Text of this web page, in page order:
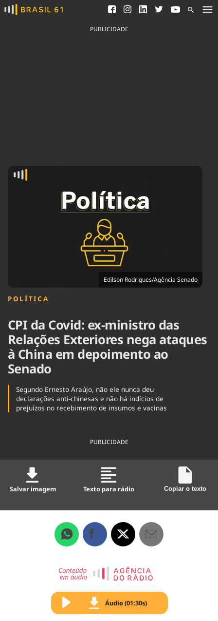
Ver todas as notícias
Saneamento
Indicadores
Agronegócios
Cultura
Economia
Educação
Infraestrutura
Internacional
Política
Saúde
PUBLICIDADE
Edilson Rodrigues/Agência Senado
POLÍTICA
CPI da Covid: ex-ministro das
Relações Exteriores nega ataques
à China em depoimento ao
Senado
Segundo Ernesto Araújo, não ele nunca deu
declarações anti-chinesas e não há indícios de
prejuízos no recebimento de insumos e vacinas
PUBLICIDADE
Salvar imagem Texto para rádio Copiar o texto
Áudio (01:30s)